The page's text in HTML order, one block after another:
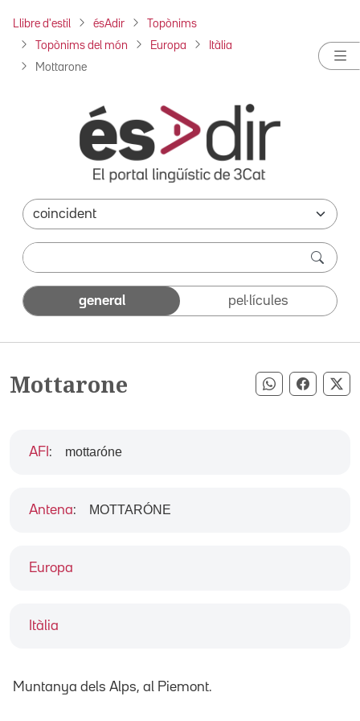
Llibre d'estil ésAdir Topònims
Topònims del món Europa Itàlia
Mottarone
general pel·lícules
Mottarone Compartir
Europa
Itàlia
AFI : mottaɾóne
Antena: MOTTARÓNE
Muntanya dels Alps, al Piemont.